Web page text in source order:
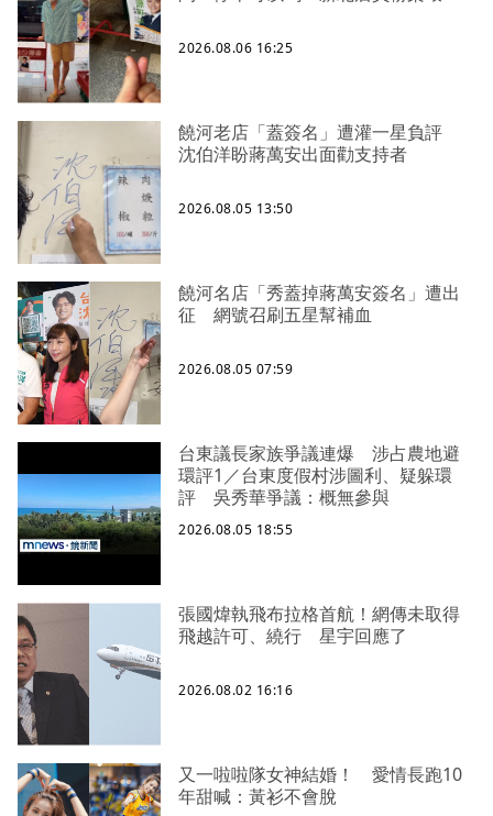
2026.08.06 16:25
饒河老店「蓋簽名」遭灌一星負評
沈伯洋盼蔣萬安出面勸支持者
2026.08.05 13:50
饒河名店「秀蓋掉蔣萬安簽名」遭出
征 網號召刷五星幫補血
2026.08.05 07:59
台東議長家族爭議連爆 涉占農地避
環評1／台東度假村涉圖利、疑躲環
評 吳秀華爭議：概無參與
2026.08.05 18:55
張國煒執飛布拉格首航！網傳未取得
飛越許可、繞行 星宇回應了
2026.08.02 16:16
又一啦啦隊女神結婚！ 愛情長跑10
年甜喊：黃衫不會脫